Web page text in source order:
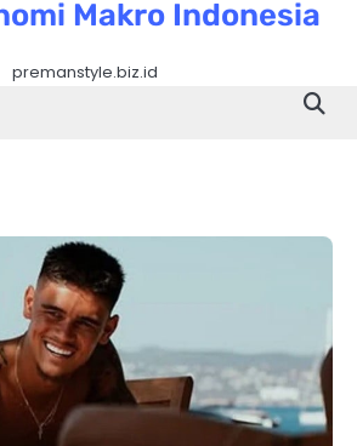
Makro Indonesia
premanstyle.biz.id